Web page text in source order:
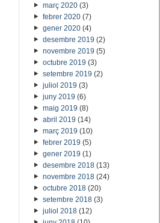
març 2020(3)
febrer 2020(7)
gener 2020(4)
desembre 2019 (2)
novembre 2019 (5)
octubre 2019 (3)
setembre 2019 (2)
juliol 2019 (3)
juny 2019 (6)
maig 2019 (8)
abril 2019 (14)
març 2019 (10)
febrer 2019 (5)
gener 2019 (1)
desembre 2018(13)
novembre 2018(24)
octubre 2018(20)
setembre 2018(3)
juliol 2018(12)